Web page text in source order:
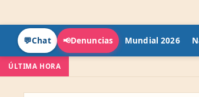
💬Chat 📢Denuncias Mundial 2026
ÚLTIMA HORA